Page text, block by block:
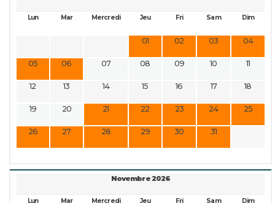
Lun Mar Mercredi Jeu Fri Sam Dim
01 02 03 04
05 06 07 08 09 10 11
12 13 14 15 16 17 18
19 20 21 22 23 24 25
26 27 28 29 30 31
Novembre 2026
Lun Mar Mercredi Jeu Fri Sam Dim